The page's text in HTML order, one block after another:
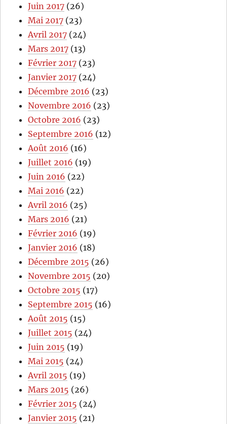
Juin 2017 (26)
Mai 2017 (23)
Avril 2017 (24)
Mars 2017 (13)
Février 2017 (23)
Janvier 2017 (24)
Décembre 2016 (23)
Novembre 2016 (23)
Octobre 2016 (23)
Septembre 2016 (12)
Août 2016 (16)
Juillet 2016 (19)
Juin 2016 (22)
Mai 2016 (22)
Avril 2016 (25)
Mars 2016 (21)
Février 2016 (19)
Janvier 2016 (18)
Décembre 2015 (26)
Novembre 2015 (20)
Octobre 2015 (17)
Septembre 2015 (16)
Août 2015 (15)
Juillet 2015 (24)
Juin 2015 (19)
Mai 2015 (24)
Avril 2015 (19)
Mars 2015 (26)
Février 2015 (24)
Janvier 2015 (21)